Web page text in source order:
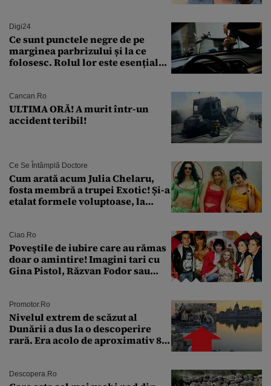
Digi24
Ce sunt punctele negre de pe
marginea parbrizului și la ce
folosesc. Rolul lor este esențial
Cancan.ro
ULTIMA ORĂ! A murit într-un
accident teribil!
Ce Se Întâmplă Doctore
Cum arată acum Julia Chelaru,
fosta membră a trupei Exotic! Și-a
etalat formele voluptoase, la
Ciao.ro
Poveştile de iubire care au rămas
doar o amintire! Imagini tari cu
Gina Pistol, Răzvan Fodor sau
Promotor.ro
Nivelul extrem de scăzut al
Dunării a dus la o descoperire
rară. Era acolo de aproximativ 80
Descopera.ro